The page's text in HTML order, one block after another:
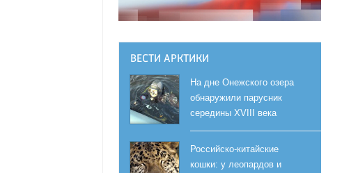
ВЕСТИ АРКТИКИ
На дне Онежского озера
обнаружили парусник
середины XVIII века
Российско-китайские
кошки: у леопардов и